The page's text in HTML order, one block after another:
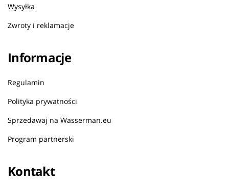
Wysyłka
Zwroty i reklamacje
Informacje
Regulamin
Polityka prywatności
Sprzedawaj na Wasserman.eu
Program partnerski
Kontakt